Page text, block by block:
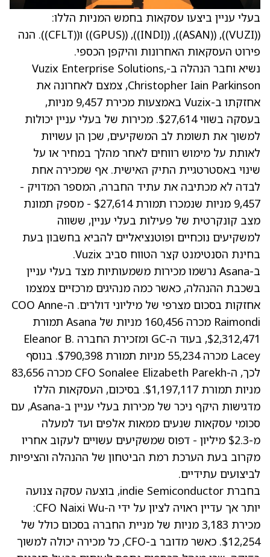
בעלי עניין ביצעו עסקאות בחמש המניות הללו:
(
(VUZI)
), (
(ASAN)
), (
(INDI)
), (
(GPUS) ) ו((CFLT)
). הנה
פירוט העסקאות האחרונות והיקפן הכספי.
נשיא וחבר הנהלה ב-Vuzix Enterprise Solutions,
Christopher Iain Parkinson, צמצם לאחרונה את
אחזקתו ב-Vuzix באמצעות מכירת 9,457 מניות,
בעסקה בשווי $27,614. מכירות של בעלי עניין יכולות
למשוך את תשומת לב המשקיעים, שכן הן עשויות
לאותת על מימוש רווחים לאחר מהלך במחיר או על
שינוי באסטרטגיית התיק האישית. אף שמכירה אחת
לבדה לא מכתיבה את עתיד החברה, המספר המדויק -
9,457 מניות שנמכרו תמורת $27,614 - מספק תמונת
מצב קונקרטית של פעילות בעלי עניין, ששווה
למשקיעים נוכחיים ופוטנציאליים להביא בחשבון בעת
בחינת הסנטימנט קצר הטווח סביב Vuzix.
ב-Asana נרשמו מכירות משמעותיות מצד בעלי עניין
בשכבת ההנהלה, כאשר כמה מנהיגים מרכזיים צמצמו
אחזקות בסכום מצרפי של מיליוני דולרים. ה-COO Anne
Raimondi מכרה 160,456 מניות של Asana תמורת
$2,312,471, בעוד ה-GC ומזכירת החברה Eleanor B.
Lacey מכרה 55,234 מניות תמורת $790,398. בנוסף
לכך, ה-CFO Sonalee Elizabeth Parekh מכרה 83,656
מניות תמורת $1,197,117. בסיכום, העסקאות הללו
מדגישות היקף ניכר של מכירות בעלי עניין ב-Asana, עם
סכומי עסקאות שנעים ממאות אלפים ועד למעלה
מ-$2.3 מיליון - דפוס שמשקיעים עשויים לעקוב אחריו
מקרוב בעת הערכת רמת הביטחון של ההנהלה והציפיות
לביצועים עתידיים.
בחברת indie Semiconductor, בוצעה עסקה צנועה
יותר אך עדיין ראויה לציון על ידי ה-CFO Naixi Wu:
מכירת 3,183 מניות של מניית החברה בסכום כולל של
$12,254. כאשר מדובר ב-CFO, כל מכירה יכולה למשוך